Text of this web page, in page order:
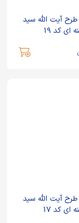
آیت الله سید
کد 19
آیت الله سید
کد 17